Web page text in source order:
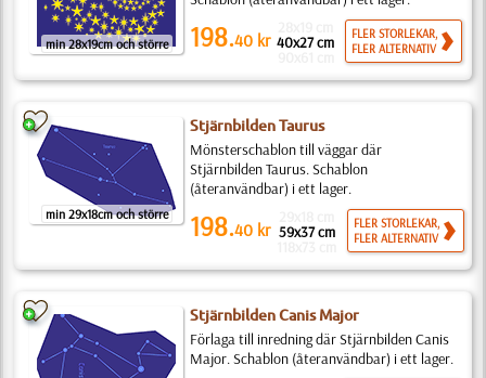
min 28x19cm och större 198.40 kr 40x27 cm
FLER STORLEKAR,
FLER ALTERNATIV
min 29x18cm och större
Stjärnbilden Taurus
Mönsterschablon till väggar där
Stjärnbilden Taurus. Schablon
(återanvändbar) i ett lager.
198.40 kr 59x37 cm
FLER STORLEKAR,
FLER ALTERNATIV
Stjärnbilden Canis Major
Förlaga till inredning där Stjärnbilden Canis
Major. Schablon (återanvändbar) i ett lager.